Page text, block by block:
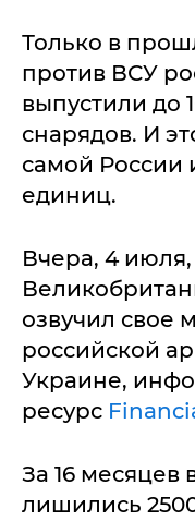
Только в
против ВСУ
выпустили до
снарядов. И
самой России
единиц.
Вчера, 4
озвучил свое
российской
Украине,
ресурс
За 16 месяцев
лишились